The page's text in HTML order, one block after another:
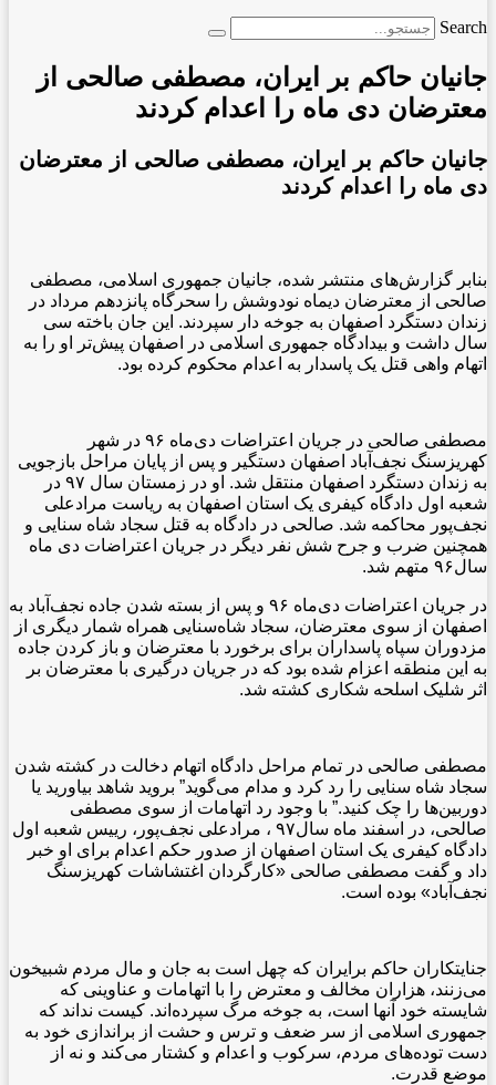
Search
جانیان حاکم بر ایران، مصطفی صالحی از
معترضان دی ماه را اعدام کردند
جانیان حاکم بر ایران، مصطفی صالحی از معترضان
دی ماه را اعدام کردند
بنابر گزارش‌های منتشر شده، جانیان جمهوری اسلامی، مصطفی
صالحی از معترضان دیماه نودوشش را سحرگاه پانزدهم مرداد در
زندان دستگرد اصفهان به جوخه دار سپردند. این جان باخته سی
سال داشت و بیدادگاه جمهوری اسلامی در اصفهان پیش‌تر او را به
اتهام واهی قتل یک پاسدار به اعدام محکوم کرده بود.
مصطفی صالحی در جریان اعتراضات دی‌ماه ۹۶ در شهر
کهریزسنگ نجف‌آباد اصفهان دستگیر و پس از پایان مراحل بازجویی
به زندان دستگرد اصفهان منتقل شد.
او در زمستان سال ۹۷ در
شعبه اول دادگاه کیفری یک استان اصفهان به ریاست مرادعلی
نجف‌پور محاکمه شد. صالحی در دادگاه به قتل سجاد شاه ‌سنایی و
همچنین ضرب و جرح شش نفر دیگر در جریان اعتراضات دی ماه
سال۹۶ متهم شد.
در جریان اعتراضات دی‌ماه ۹۶ و پس از بسته شدن جاده نجف‌آباد به
اصفهان از سوی معترضان، سجاد شاه‌سنایی همراه شمار دیگری از
مزدوران سپاه پاسداران برای برخورد با معترضان و باز کردن جاده
به این منطقه اعزام شده بود که در جریان درگیری با معترضان بر
اثر شلیک اسلحه شکاری کشته شد.
مصطفی صالحی در تمام مراحل دادگاه اتهام دخالت در کشته شدن
سجاد شاه ‌سنایی را رد کرد و مدام می‌گوید” بروید شاهد بیاورید یا
دوربین‌ها را چک کنید.” با وجود رد اتهامات از سوی مصطفی
صالحی، در اسفند ماه سال۹۷ ، مرادعلی نجف‌پور، رییس شعبه اول
دادگاه کیفری یک استان اصفهان از صدور حکم اعدام برای او خبر
داد و گفت مصطفی صالحی «کارگردان اغتشاشات کهریزسنگ
نجف‌آباد» بوده است.
جنایتکاران حاکم برایران که چهل است به جان و مال مردم شبیخون
می‌زنند، هزاران مخالف و معترض را با اتهامات و عناوینی که
شایسته خود آنها است، به جوخه مرگ سپرده‌اند. کیست نداند که
جمهوری اسلامی از سر ضعف و ترس و حشت از براندازی خود به
دست توده‌های مردم، سرکوب و اعدام و کشتار می‌کند و نه از
موضع قدرت.